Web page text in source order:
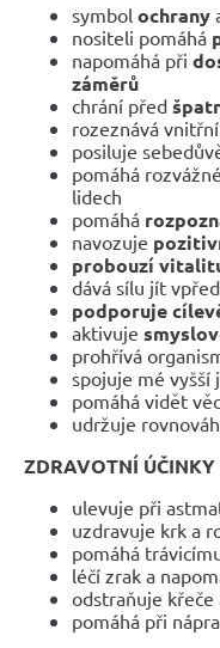
symbol ochrany
nositeli pomáhá
napomáhá při
záměrů
chrání před
rozeznává vnitřní
posiluje
pomáhá
lidech
pomáhá
navozuje
probouzí
dává sílu jít
podporuje
aktivuje
prohřívá
spojuje mé vyšší
pomáhá vidět
udržuje
ZDRAVOTNÍ ÚČINKY
ulevuje při
uzdravuje krk a
pomáhá
léčí zrak a
odstraňuje křeče
pomáhá při